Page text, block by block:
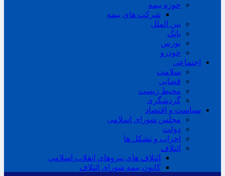
حوزه بیمه
شرکت های بیمه
بین الملل
بانک
بورس
خودرو
اجتماعی
سلامت
قضایی
محیط زیست
گردشگری
سیاست و اقتصاد
مجلس شورای اسلامی
دولت
احزاب و تشکل ها
ائتلاف
ائتلاف های نیروهای انقلاب اسلامی
کانون بیمه شورای ائتلاف